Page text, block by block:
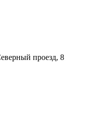
проезд, 8